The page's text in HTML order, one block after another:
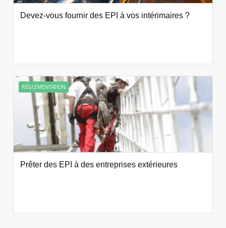
Devez-vous fournir des EPI à vos intérimaires ?
RÉGLEMENTATION
Prêter des EPI à des entreprises extérieures